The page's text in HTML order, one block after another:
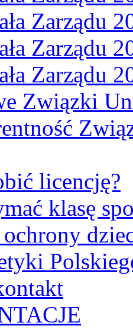
Zarządu
Zarządu
Zarządu
Związki
licencję?
klasę